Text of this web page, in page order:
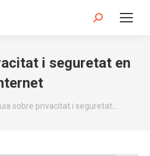
Search:
i seguretat en
sobre privacitat i seguretat…